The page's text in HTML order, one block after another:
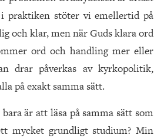
praktiken stöter vi emellertid på
och klar, men när Guds klara ord
ord och handling mer eller
drar påverkas av kyrkopolitik,
på exakt samma sätt.
är att läsa på samma sätt som
mycket grundligt studium? Min